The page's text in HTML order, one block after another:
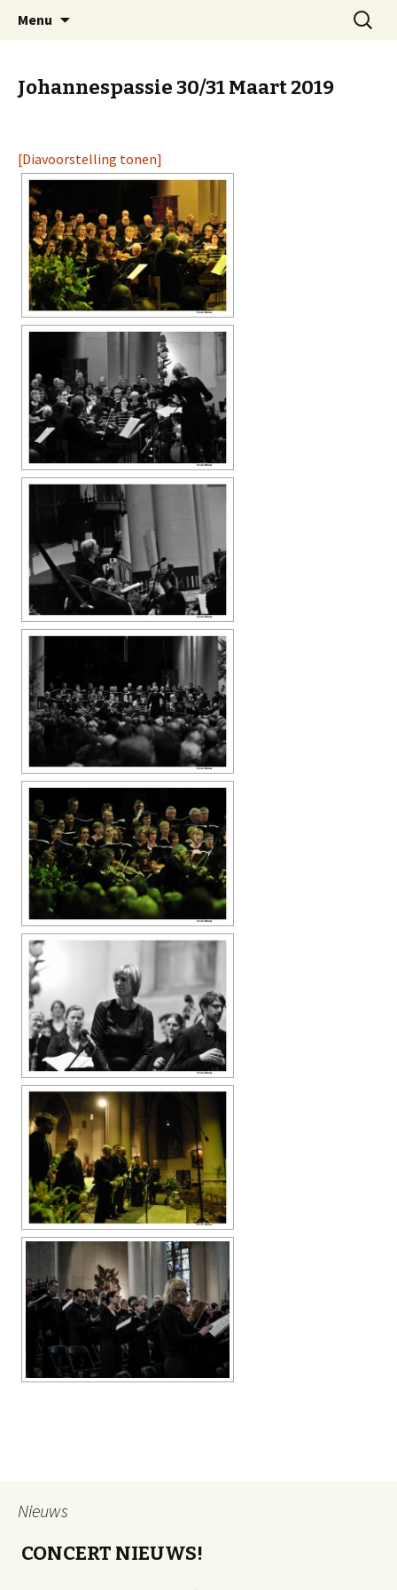
Kantilene Koor Aalst
Menu
Zoeken
naar:
Johannespassie 30/31 Maart 2019
[Diavoorstelling tonen]
Nieuws
CONCERT NIEUWS!